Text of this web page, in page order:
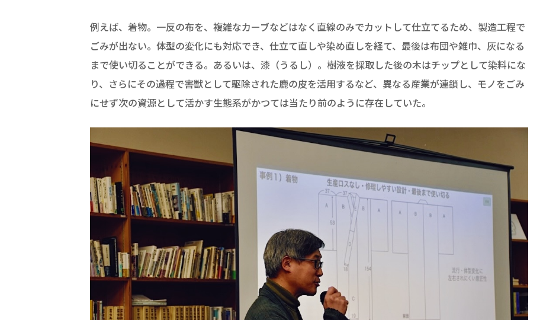
例えば、着物。一反の布を、複雑なカーブなどはなく直線のみでカットして仕立てるため、製造工程で
ごみが出ない。体型の変化にも対応でき、仕立て直しや染め直しを経て、最後は布団や雑巾、灰になる
まで使い切ることができる。あるいは、漆（うるし）。樹液を採取した後の木はチップとして染料にな
り、さらにその過程で害獣として駆除された鹿の皮を活用するなど、異なる産業が連鎖し、モノをごみ
にせず次の資源として活かす生態系がかつては当たり前のように存在していた。